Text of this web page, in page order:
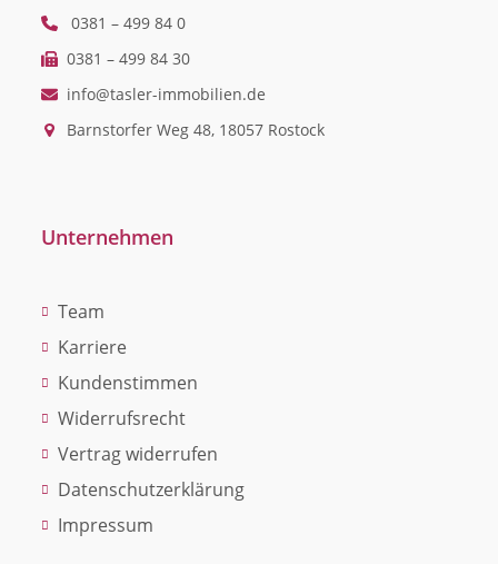
0381 – 499 84 0
0381 – 499 84 30
info@tasler-immobilien.de
Barnstorfer Weg 48, 18057 Rostock
Unternehmen
Team
Karriere
Kundenstimmen
Widerrufsrecht
Vertrag widerrufen
Datenschutzerklärung
Impressum